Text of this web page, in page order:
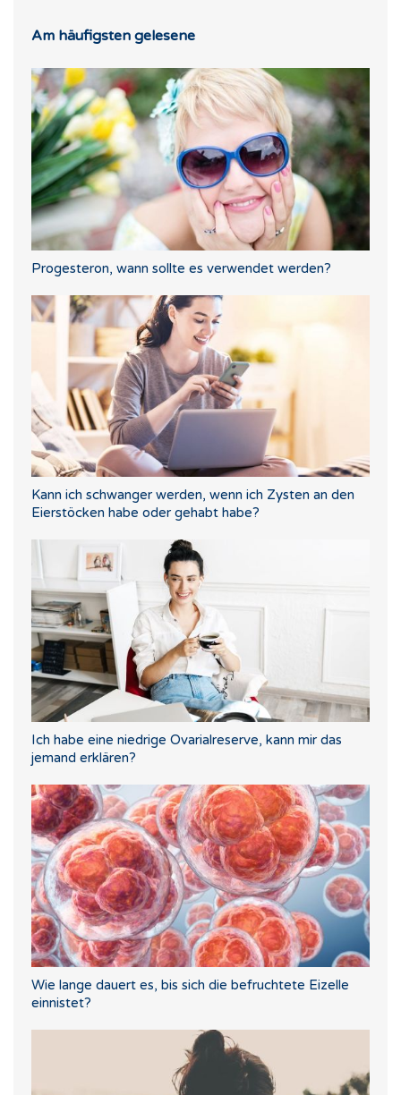
Am häufigsten gelesene
Progesteron, wann sollte es verwendet werden?
Kann ich schwanger werden, wenn ich Zysten an den
Eierstöcken habe oder gehabt habe?
Ich habe eine niedrige Ovarialreserve, kann mir das
jemand erklären?
Wie lange dauert es, bis sich die befruchtete Eizelle
einnistet?